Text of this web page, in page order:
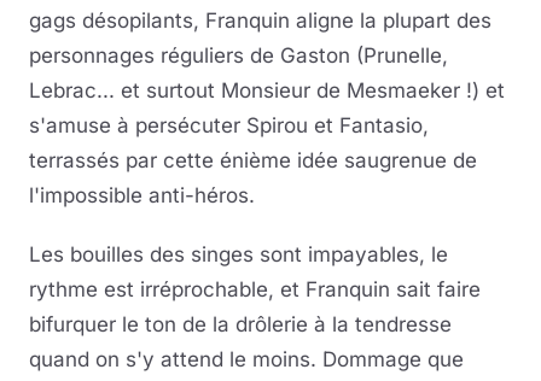
gags désopilants, Franquin aligne la plupart des
personnages réguliers de Gaston (Prunelle,
Lebrac... et surtout Monsieur de Mesmaeker !) et
s'amuse à persécuter Spirou et Fantasio,
terrassés par cette énième idée saugrenue de
l'impossible anti-héros.
Les bouilles des singes sont impayables, le
rythme est irréprochable, et Franquin sait faire
bifurquer le ton de la drôlerie à la tendresse
quand on s'y attend le moins. Dommage que